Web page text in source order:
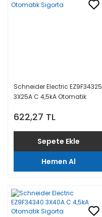
Schneider Electric EZ9F34325
3X25A C 4,5kA Otomatik
622,27 TL
Sepete Ekle
Hemen Al